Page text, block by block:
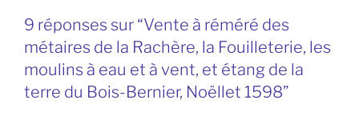
9 réponses sur “Vente à réméré des
métaires de la Rachère, la Fouilleterie, les
moulins à eau et à vent, et étang de la
terre du Bois-Bernier, Noëllet 1598”